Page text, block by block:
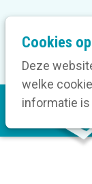
Cookies
Deze
welke
informatie